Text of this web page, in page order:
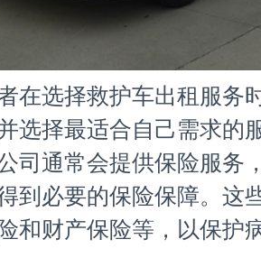
在选择救护车出租服务
选择最适合自己需求的
司通常会提供保险服务
到必要的保险保障。这
和财产保险等，以保护